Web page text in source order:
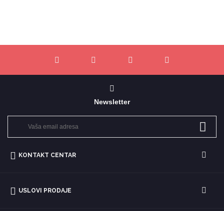
Newsletter
KONTAKT CENTAR
USLOVI PRODAJE